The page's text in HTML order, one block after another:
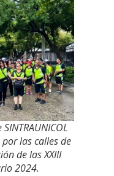
las calles de
de las XXIII
2024.